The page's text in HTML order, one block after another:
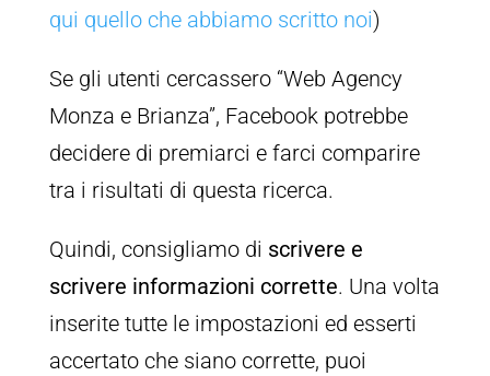
qui quello che abbiamo scritto noi)
Se gli utenti cercassero “Web Agency
Monza e Brianza”, Facebook potrebbe
decidere di premiarci e farci comparire
tra i risultati di questa ricerca.
Quindi, consigliamo di scrivere e
scrivere informazioni corrette. Una volta
inserite tutte le impostazioni ed esserti
accertato che siano corrette, puoi